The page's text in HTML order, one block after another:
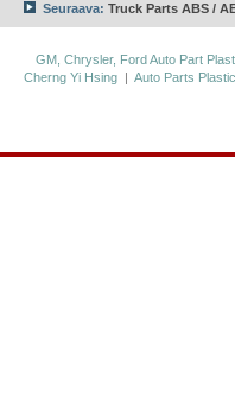
Seuraava: Truck Parts ABS /
GM, Chrysler, Ford Auto Part
Cherng Yi Hsing |Auto Parts